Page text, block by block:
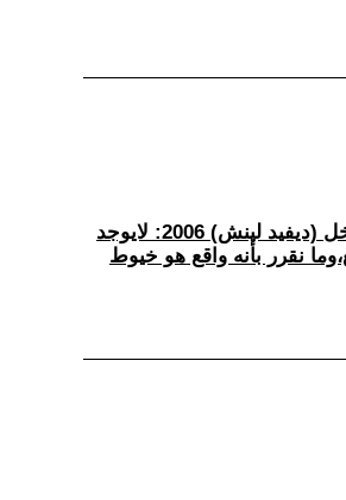
(24) امبراطورية الداخل (ديفيد لينش) 2006: لايوجد
نقرر بأنه واقع هو خيوط